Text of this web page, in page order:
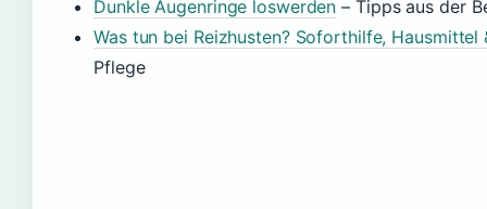
Dunkle Augenringe loswerden – Tipps aus der
Was tun bei Reizhusten? Soforthilfe, Hausmittel
Pflege